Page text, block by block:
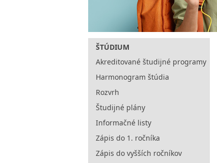
ŠTÚDIUM
Akreditované študijné programy
Harmonogram štúdia
Rozvrh
Študijné plány
Informačné listy
Zápis do 1. ročníka
Zápis do vyšších ročníkov